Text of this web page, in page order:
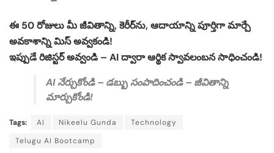
ఈ 50 రోజులు మీ జీవితాన్ని, కెరీర్‌ను, ఆదాయాన్ని పూర్తిగా మార్చే
అవకాశాన్ని మిస్ అవ్వకండి!
ఇప్పుడే రిజిస్టర్ అవ్వండి – AI ద్వారా ఆర్థిక స్వావలంబన సాధించండి!
AI నేర్చుకోండి – డబ్బు సంపాదించండి – జీవితాన్ని
మార్చుకోండి!
Tags: AI Nikeelu Gunda
Technology
Telugu AI Bootcamp